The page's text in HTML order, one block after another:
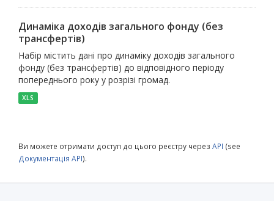
Динаміка доходів загального фонду (без
трансфертів)
Набір містить дані про динаміку доходів загального
фонду (без трансфертів) до відповідного періоду
попереднього року у розрізі громад.
XLS
Ви можете отримати доступ до цього реєстру через API (see
Документація API).